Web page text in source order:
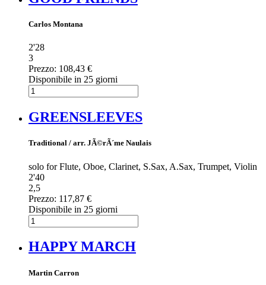
Carlos Montana
2'28
3
Prezzo: 108,43 €
Disponibile in 25 giorni
GREENSLEEVES
Traditional / arr. JÃ©rÃ´me Naulais
solo for Flute, Oboe, Clarinet, S.Sax, A.Sax, Trumpet, Violin
2'40
2,5
Prezzo: 117,87 €
Disponibile in 25 giorni
HAPPY MARCH
Martin Carron